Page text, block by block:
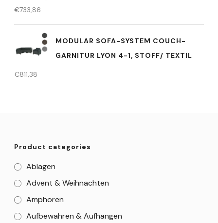
€733,86
MODULAR SOFA-SYSTEM COUCH-
GARNITUR LYON 4-1, STOFF/ TEXTIL
€811,38
Product categories
Ablagen
Advent & Weihnachten
Amphoren
Aufbewahren & Aufhängen